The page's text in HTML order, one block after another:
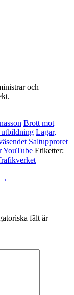
och
Brott mot
Lagar,
Saltupproret
YouTube Etiketter:
→
fält är